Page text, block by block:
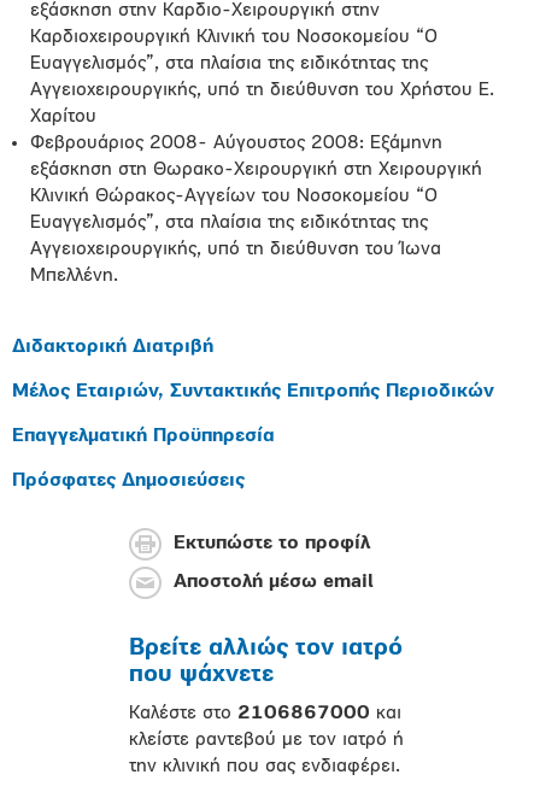
εξάσκηση στην Καρδιο-Χειρουργική στην
Καρδιοχειρουργική Κλινική του Νοσοκομείου “Ο
Ευαγγελισμός”, στα πλαίσια της ειδικότητας της
Αγγειοχειρουργικής, υπό τη διεύθυνση του Χρήστου Ε.
Χαρίτου
Φεβρουάριος 2008- Αύγουστος 2008: Εξάμηνη
εξάσκηση στη Θωρακο-Χειρουργική στη Χειρουργική
Κλινική Θώρακος-Αγγείων του Νοσοκομείου “Ο
Ευαγγελισμός”, στα πλαίσια της ειδικότητας της
Αγγειοχειρουργικής, υπό τη διεύθυνση του Ίωνα
Μπελλένη.
Διδακτορική Διατριβή
Μέλος Εταιριών, Συντακτικής Επιτροπής Περιοδικών
Επαγγελματική Προϋπηρεσία
Πρόσφατες Δημοσιεύσεις
Εκτυπώστε το προφίλ
Αποστολή μέσω email
Βρείτε αλλιώς τον ιατρό
που ψάχνετε
Καλέστε στο 2106867000 και
κλείστε ραντεβού με τον ιατρό ή
την κλινική που σας ενδιαφέρει.